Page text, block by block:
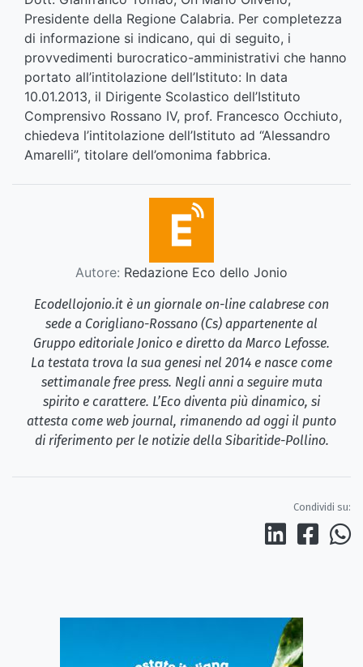
Presidente della Regione Calabria. Per completezza
di informazione si indicano, qui di seguito, i
provvedimenti burocratico-amministrativi che hanno
portato all’intitolazione dell’Istituto: In data
10.01.2013, il Dirigente Scolastico dell’Istituto
Comprensivo Rossano IV, prof. Francesco Occhiuto,
chiedeva l’intitolazione dell’Istituto ad “Alessandro
Amarelli”, titolare dell’omonima fabbrica.
Autore: Redazione Eco dello Jonio
Ecodellojonio.it è un giornale on-line calabrese con
sede a Corigliano-Rossano (Cs) appartenente al
Gruppo editoriale Jonico e diretto da Marco Lefosse.
La testata trova la sua genesi nel 2014 e nasce come
settimanale free press. Negli anni a seguire muta
spirito e carattere. L’Eco diventa più dinamico, si
attesta come web journal, rimanendo ad oggi il punto
di riferimento per le notizie della Sibaritide-Pollino.
Condividi su: